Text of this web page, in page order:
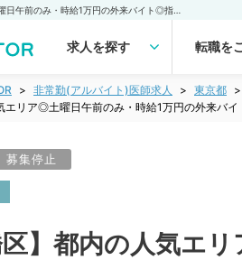
求人を探す 転職を
非常勤(アルバイト)医師求人 東京都
エリア◎土曜日午前のみ・時給1万円の外来バ
募集停止
区】都内の人気エ